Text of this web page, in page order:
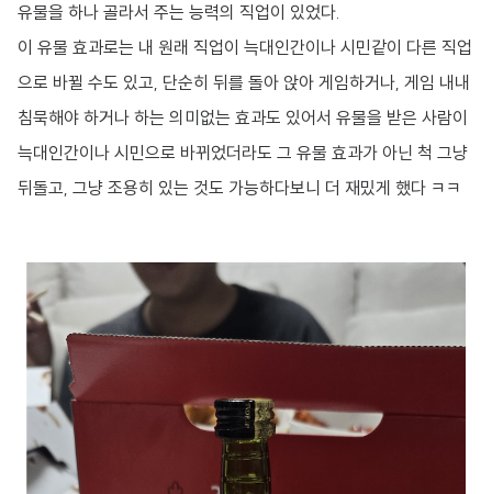
유물을 하나 골라서 주는 능력의 직업이 있었다.
이 유물 효과로는 내 원래 직업이 늑대인간이나 시민같이 다른 직업
으로 바뀔 수도 있고, 단순히 뒤를 돌아 앉아 게임하거나, 게임 내내
침묵해야 하거나 하는 의미없는 효과도 있어서 유물을 받은 사람이
늑대인간이나 시민으로 바뀌었더라도 그 유물 효과가 아닌 척 그냥
뒤돌고, 그냥 조용히 있는 것도 가능하다보니 더 재밌게 했다 ㅋㅋ